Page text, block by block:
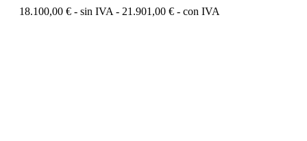
18.100,00 € - sin IVA - 21.901,00 € - con IVA